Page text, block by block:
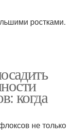
ростками.
когда
не только